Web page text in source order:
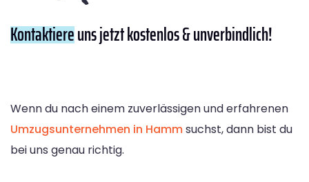
Kontaktiereuns jetzt kostenlos & unverbindlich!
Wenn du nach einem zuverlässigen und erfahrenen
Umzugsunternehmen in Hammsuchst, dann bist du
bei uns genau richtig.